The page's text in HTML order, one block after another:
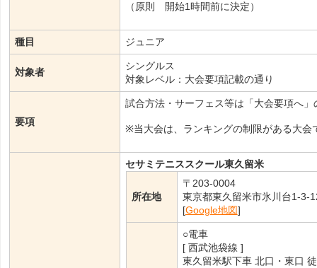
（原則 開始1時間前に決定）
種目 ジュニア
対象者
シングルス
対象レベル：大会要項記載の通り
要項
試合方法・サーフェス等は「大会要項へ
※当大会は、ランキングの制限がある大会
セサミテニススクール東久留米
所在地
〒203-0004
東京都東久留米市氷川台1-3-
[Google地図]
○電車
[ 西武池袋線 ]
東久留米駅下車 北口・東口